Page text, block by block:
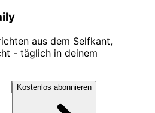
aus dem Selfkant,
- täglich in deinem
Kostenlos abonnieren